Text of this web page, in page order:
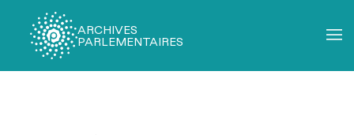
ARCHIVES
PARLEMENTAIRES